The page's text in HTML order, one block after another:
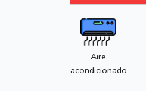
Aire
acondicionado